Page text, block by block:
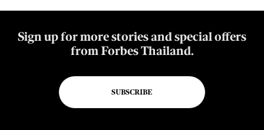
Sign up for more stories and special offers
from Forbes Thailand.
SUBSCRIBE